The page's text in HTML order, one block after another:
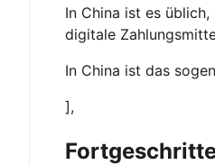
In China ist es
digitale
In China ist das
],